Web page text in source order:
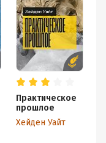
Практическое
прошлое
Хейден Уайт